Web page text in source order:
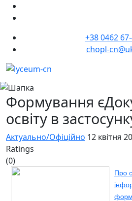
+38 0462
chopl-
Формування
освіту в
Актуально/Офіційно 12 квітня
Ratings
(0)
Про